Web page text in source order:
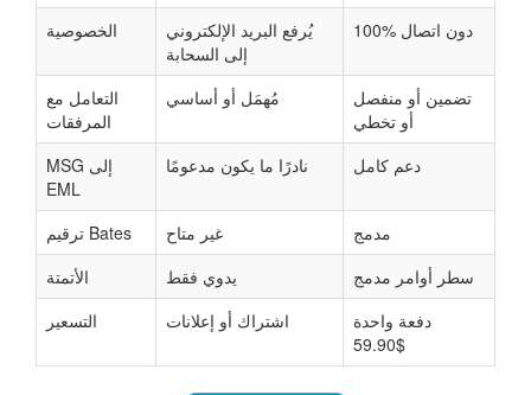
الخصوصية
يُرفع البريد الإلكتروني
إلى السحابة
100% دون اتصال
التعامل مع
المرفقات
مُهمَل أو أساسي
تضمين أو منفصل
أو تخطي
MSG إلى
EML
نادرًا ما يكون مدعومًا دعم كامل
ترقيم Bates غير متاح
مدمج
الأتمتة
يدوي فقط
سطر أوامر مدمج
التسعير
اشتراك أو إعلانات
دفعة واحدة
$59.90